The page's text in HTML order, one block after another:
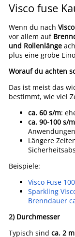
Visco fuse
Wenn du nach
vor allem auf
und Rollenlänge
plus eine grobe
Worauf du achten
Das ist meist das
bestimmt, wie viel
ca. 60 s/m:
ca. 90-100 s/m
Längere
Beispiele:
Visco Fuse
Sparkling
Brenndauer
2) Durchmesser
Typisch sind ca. 2